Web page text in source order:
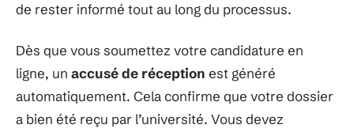
de rester informé tout au long du processus.
Dès que vous soumettez votre candidature en
ligne, un accusé de réception est généré
automatiquement. Cela confirme que votre dossier
a bien été reçu par l’université. Vous devez